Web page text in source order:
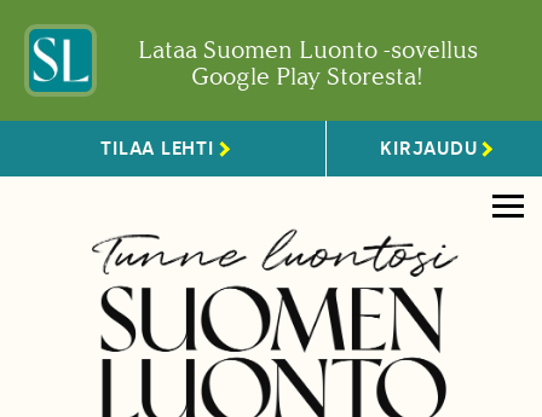
Lataa Suomen Luonto -sovellus
Google Play Storesta!
TILAA LEHTI KIRJAUDU